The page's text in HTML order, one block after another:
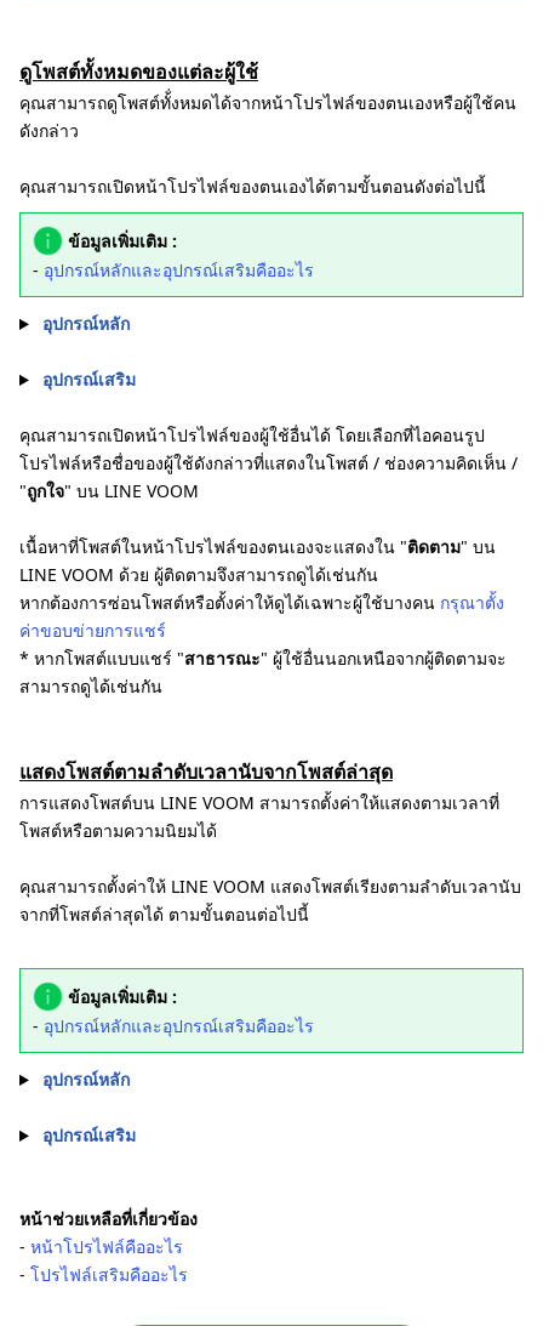
ดูโพสต์ทั้งหมดของแต่ละผู้ใช้
คุณสามารถดูโพสต์ทั้่งหมดได้จากหน้าโปรไฟล์ของตนเองหรือผู้ใช้คน
ดังกล่าว
คุณสามารถเปิดหน้าโปรไฟล์ของตนเองได้ตามขั้นตอนดังต่อไปนี้
ข้อมูลเพิ่มเติม :
- อุปกรณ์หลักและอุปกรณ์เสริมคืออะไร
อุปกรณ์หลัก
อุปกรณ์เสริม
คุณสามารถเปิดหน้าโปรไฟล์ของผู้ใช้อื่นได้ โดยเลือกที่ไอคอนรูป
โปรไฟล์หรือชื่อของผู้ใช้ดังกล่าวที่แสดงในโพสต์ / ช่องความคิดเห็น /
"ถูกใจ" บน LINE VOOM
เนื้อหาที่โพสต์ในหน้าโปรไฟล์ของตนเองจะแสดงใน "ติดตาม" บน
LINE VOOM ด้วย ผู้ติดตามจึงสามารถดูได้เช่นกัน
หากต้องการซ่อนโพสต์หรือตั้งค่าให้ดูได้เฉพาะผู้ใช้บางคน กรุณาตั้ง
ค่าขอบข่ายการแชร์
* หากโพสต์แบบแชร์ "สาธารณะ" ผู้ใช้อื่นนอกเหนือจากผู้ติดตามจะ
สามารถดูได้เช่นกัน
แสดงโพสต์ตามลำดับเวลานับจากโพสต์ล่าสุด
การแสดงโพสต์บน LINE VOOM สามารถตั้งค่าให้แสดงตามเวลาที่
โพสต์หรือตามความนิยมได้
คุณสามารถตั้งค่าให้ LINE VOOM แสดงโพสต์เรียงตามลำดับเวลานับ
จากที่โพสต์ล่าสุดได้ ตามขั้นตอนต่อไปนี้
ข้อมูลเพิ่มเติม :
- อุปกรณ์หลักและอุปกรณ์เสริมคืออะไร
อุปกรณ์หลัก
อุปกรณ์เสริม
หน้าช่วยเหลือที่เกี่ยวข้อง
- หน้าโปรไฟล์คืออะไร
- โปรไฟล์เสริมคืออะไร